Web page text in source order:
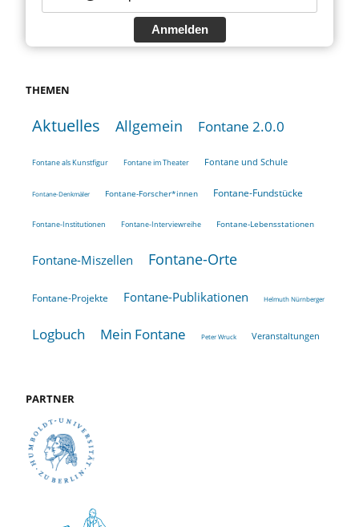
Anmelden
THEMEN
Aktuelles Allgemein Fontane 2.0.0
Fontane als Kunstfigur Fontane im Theater Fontane und Schule
Fontane-Denkmäler Fontane-Forscher*innen Fontane-Fundstücke
Fontane-Institutionen Fontane-Interviewreihe Fontane-Lebensstationen
Fontane-Miszellen Fontane-Orte
Fontane-Projekte Fontane-Publikationen Helmuth Nürnberger
Logbuch Mein Fontane Peter Wruck Veranstaltungen
PARTNER